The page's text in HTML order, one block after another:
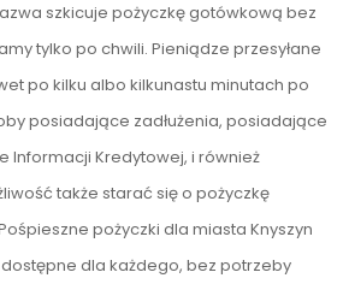
szkicuje pożyczkę gotówkową bez
tylko po chwili. Pieniądze przesyłane
po kilku albo kilkunastu minutach po
posiadające zadłużenia, posiadające
Informacji Kredytowej, i również
także starać się o pożyczkę
pożyczki dla miasta Knyszyn
dla każdego, bez potrzeby